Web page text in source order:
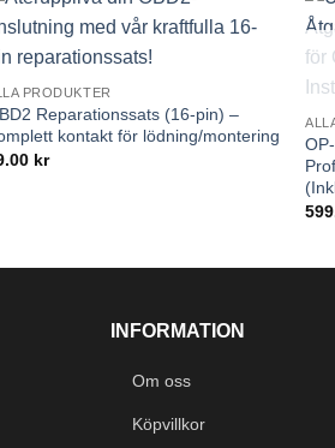
PRODUKTER
Reparationssats (16-pin) –
kontakt för lödning/montering
kr
INFORMATION
Om oss
Köpvillkor